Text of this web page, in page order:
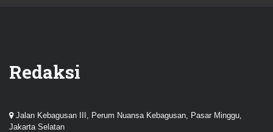
Redaksi
Jalan Kebagusan III, Perum Nuansa Kebagusan, Pasar Minggu,
Jakarta Selatan